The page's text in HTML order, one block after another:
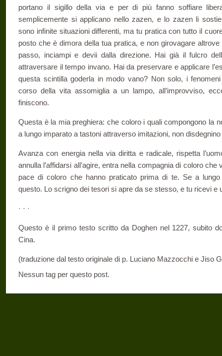
portano il sigillo della via e per di più fanno soffiare
semplicemente si applicano nello zazen, e lo zazen li
sono infinite situazioni differenti, ma tu pratica con tutto il
posto che è dimora della tua pratica, e non girovagare
passo, inciampi e devii dalla direzione. Hai già il fulcro
attraversare il tempo invano. Hai da preservare e applicare
questa scintilla goderla in modo vano? Non solo, i
corso della vita assomiglia a un lampo, all’improvviso,
finiscono.
Questa è la mia preghiera: che coloro i quali compongono la
a lungo imparato a tastoni attraverso imitazioni, non
Avanza con energia nella via diritta e radicale, rispetta
annulla l’affidarsi all’agire, entra nella compagnia di coloro
pace di coloro che hanno praticato prima di te. Se a
questo. Lo scrigno dei tesori si apre da se stesso, e tu ricevi e
· · ·
Questo è il primo testo scritto da Doghen nel 1227, subito
Cina.
(traduzione dal testo originale di p. Luciano Mazzocchi e Jiso
Nessun tag per questo post.